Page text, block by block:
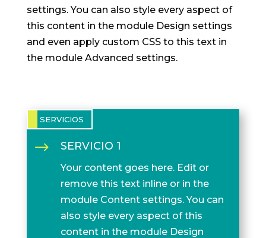
settings. You can also style every aspect of
this content in the module Design settings
and even apply custom CSS to this text in
the module Advanced settings.
SERVICIOS
$ SERVICIO 1
Your content goes here. Edit or
remove this text inline or in the
module Content settings. You can
also style every aspect of this
content in the module Design